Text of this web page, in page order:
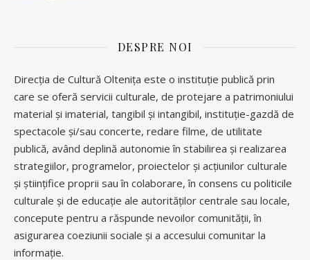
DESPRE NOI
Direcția de Cultură Oltenița este o instituție publică prin
care se oferă servicii culturale, de protejare a patrimoniului
material și imaterial, tangibil și intangibil, instituție-gazdă de
spectacole și/sau concerte, redare filme, de utilitate
publică, având deplină autonomie în stabilirea și realizarea
strategiilor, programelor, proiectelor și acțiunilor culturale
și științifice proprii sau în colaborare, în consens cu politicile
culturale și de educație ale autorităților centrale sau locale,
concepute pentru a răspunde nevoilor comunității, în
asigurarea coeziunii sociale și a accesului comunitar la
informație.